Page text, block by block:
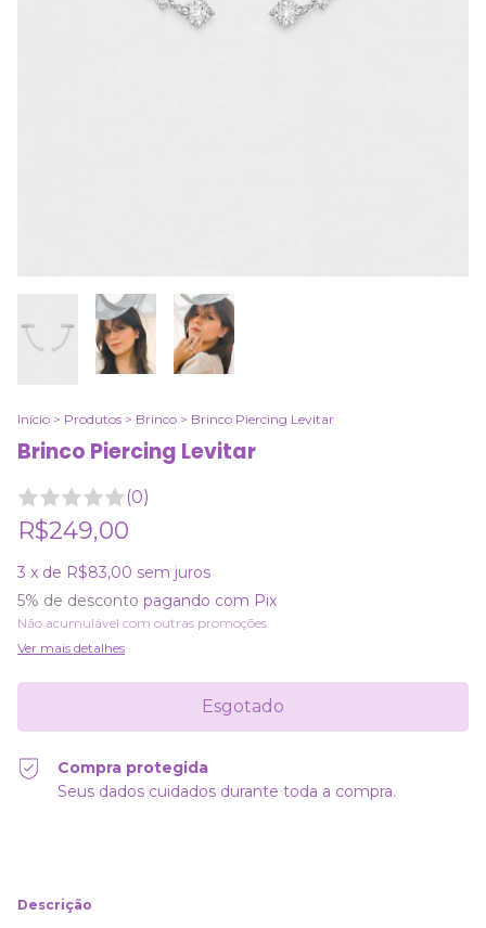
Início > Produtos > Brinco > Brinco Piercing Levitar
Brinco Piercing Levitar
(0)
R$249,00
3 x de R$83,00 sem juros
5% de desconto pagando com Pix
Não acumulável com outras promoções
Ver mais detalhes
Compra protegida
Seus dados cuidados durante toda a compra.
Descrição